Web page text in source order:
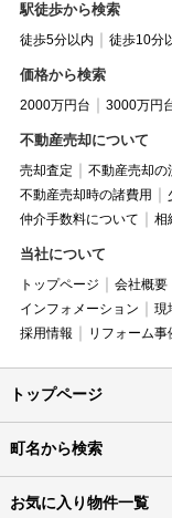
駅徒歩から検索
徒歩5分以内 徒歩10分
価格から検索
2000万円台 3000万円
不動産売却について
売却査定 不動産売却の
不動産売却時の諸費用
仲介手数料について
相
当社について
トップページ 会社概要
インフォメーション
現
採用情報
リフォーム事
トップページ
町名から検索
お気に入り物件一覧